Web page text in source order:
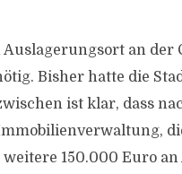
an der
Bisher hatte die
ist klar, dass
weitere 150.000 Euro